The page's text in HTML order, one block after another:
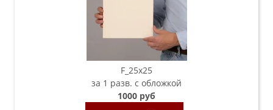
F_25х25
за 1 разв. с обложкой
1000 руб